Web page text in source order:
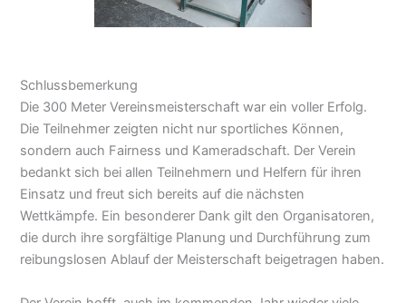
Schlussbemerkung
Die 300 Meter Vereinsmeisterschaft war ein voller Erfolg.
Die Teilnehmer zeigten nicht nur sportliches Können,
sondern auch Fairness und Kameradschaft. Der Verein
bedankt sich bei allen Teilnehmern und Helfern für ihren
Einsatz und freut sich bereits auf die nächsten
Wettkämpfe. Ein besonderer Dank gilt den Organisatoren,
die durch ihre sorgfältige Planung und Durchführung zum
reibungslosen Ablauf der Meisterschaft beigetragen haben.